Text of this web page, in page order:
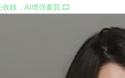
錄，AI增强畫質.🎞️